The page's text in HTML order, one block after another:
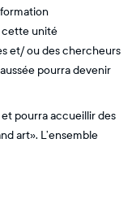
cette unité
et/ ou des chercheurs
pourra devenir
pourra accueillir des
art». L’ensemble